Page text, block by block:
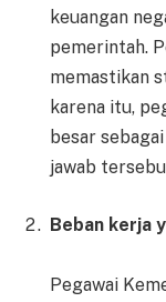
keuangan
pemerintah.
memastikan
karena itu,
besar
jawab
Beban kerja
Pegawai